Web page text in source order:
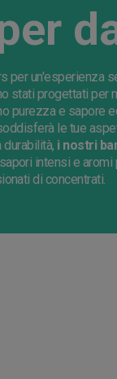
un'esperienza
stati progettati per
purezza e sapore
le tue
i nostri
intensi e
di concentrati.